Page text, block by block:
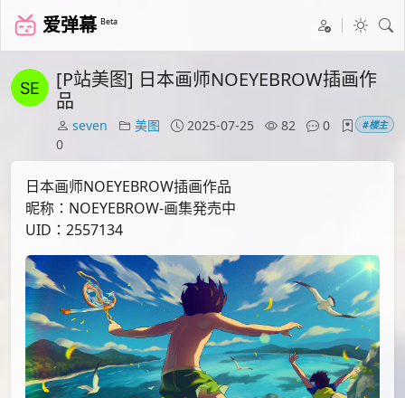
爱弹幕 Beta
[P站美图] 日本画师NOEYEBROW插画作
品
seven 美图 2025-07-25 82
0
0
#楼主
日本画师NOEYEBROW插画作品
昵称：NOEYEBROW-画集発売中
UID：2557134